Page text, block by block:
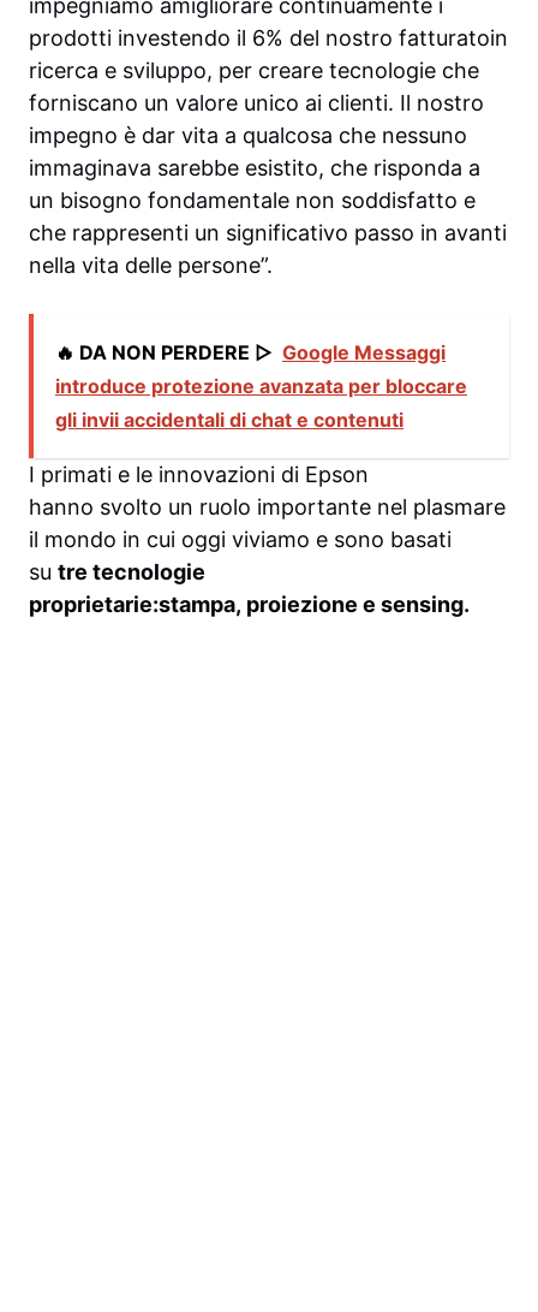
prodotti investendo il 6% del nostro fatturatoin
ricerca e sviluppo, per creare tecnologie che
forniscano un valore unico ai clienti. Il nostro
impegno è dar vita a qualcosa che nessuno
immaginava sarebbe esistito, che risponda a
un bisogno fondamentale non soddisfatto e
che rappresenti un significativo passo in avanti
nella vita delle persone”.
🔥 DA NON PERDERE ▷ Google Messaggi
introduce protezione avanzata per bloccare
gli invii accidentali di chat e contenuti
I primati e le innovazioni di Epson
hanno svolto un ruolo importante nel plasmare
il mondo in cui oggi viviamo e sono basati
su tre tecnologie
proprietarie:stampa, proiezione e sensing.